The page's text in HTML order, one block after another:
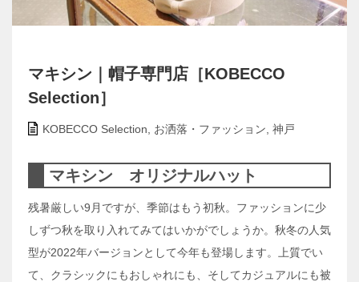
マキシン｜帽子専門店［KOBECCO
Selection］
KOBECCO Selection お洒落・ファッション 神戸
マキシン オリジナルハット
残暑厳しい9月ですが、季節はもう初秋。ファッションに少
しずつ秋を取り入れてみてはいかがでしょうか。秋冬の人気
型が2022年バージョンとして今年も登場します。上質でい
て、クラシックにもおしゃれにも、そしてカジュアルにも被